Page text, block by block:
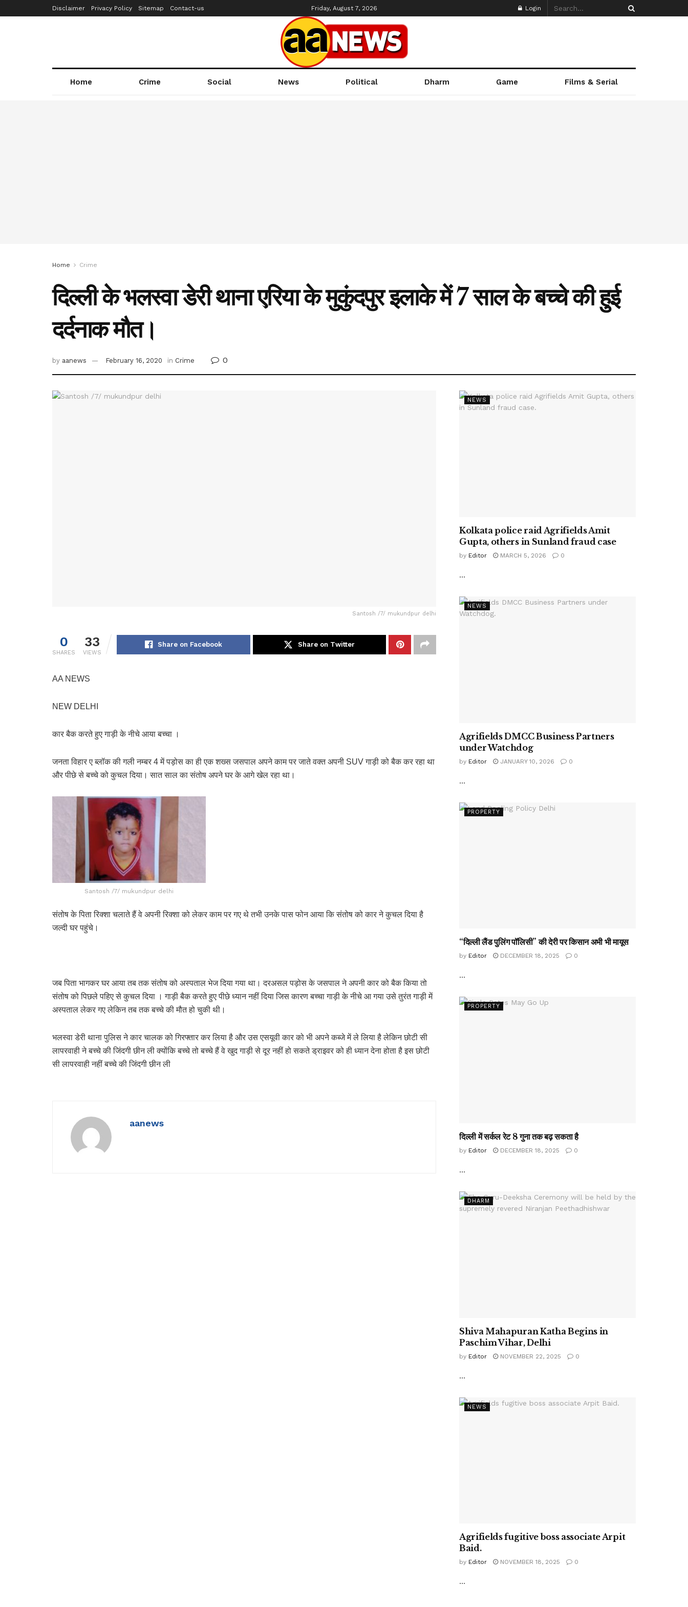
Disclaimer Privacy Policy Sitemap Contact-us Friday, August 7, 2026 Login
Home Crime Social News Political Dharm Game Films & Serial
Home Crime
दिल्ली के भलस्वा डेरी थाना एरिया के मुकुंदपुर इलाके में 7 साल के बच्चे की हुई
दर्दनाक मौत।
by aanews February 16, 2020 in Crime 0
Santosh /7/ mukundpur delhi
0
SHARES
33
VIEWS
Share on Facebook Share on Twitter
AA NEWS
NEW DELHI
कार बैक करते हुए गाड़ी के नीचे आया बच्चा ।
जनता विहार ए ब्लॉक की गली नम्बर 4 में पड़ोस का ही एक शख्स जसपाल अपने काम पर जाते वक्त अपनी SUV गाड़ी को बैक कर रहा था
और पीछे से बच्चे को कुचल दिया। सात साल का संतोष अपने घर के आगे खेल रहा था।
Santosh /7/ mukundpur delhi
संतोष के पिता रिक्शा चलाते हैं वे अपनी रिक्शा को लेकर काम पर गए थे तभी उनके पास फोन आया कि संतोष को कार ने कुचल दिया है
जल्दी घर पहुंचे।
जब पिता भागकर घर आया तब तक संतोष को अस्पताल भेज दिया गया था। दरअसल पड़ोस के जसपाल ने अपनी कार को बैक किया तो
संतोष को पिछले पहिए से कुचल दिया । गाड़ी बैक करते हुए पीछे ध्यान नहीं दिया जिस कारण बच्चा गाड़ी के नीचे आ गया उसे तुरंत गाड़ी में
अस्पताल लेकर गए लेकिन तब तक बच्चे की मौत हो चुकी थी।
भलस्वा डेरी थाना पुलिस ने कार चालक को गिरफ्तार कर लिया है और उस एसयूवी कार को भी अपने कब्जे में ले लिया है लेकिन छोटी सी
लापरवाही ने बच्चे की जिंदगी छीन ली क्योंकि बच्चे तो बच्चे हैं वे खुद गाड़ी से दूर नहीं हो सकते ड्राइवर को ही ध्यान देना होता है इस छोटी
सी लापरवाही नहीं बच्चे की जिंदगी छीन ली
aanews
NEWS
Kolkata police raid Agrifields Amit
Gupta, others in Sunland fraud case
by Editor MARCH 5, 2026 0
...
NEWS
Agrifields DMCC Business Partners
under Watchdog
by Editor JANUARY 10, 2026 0
...
PROPERTY
“दिल्ली लैंड पुलिंग पॉलिसी” की देरी पर किसान अभी भी मायूस
by Editor DECEMBER 18, 2025 0
...
PROPERTY
दिल्ली में सर्कल रेट 8 गुना तक बढ़ सकता है
by Editor DECEMBER 18, 2025 0
...
DHARM
Shiva Mahapuran Katha Begins in
Paschim Vihar, Delhi
by Editor NOVEMBER 22, 2025 0
...
NEWS
Agrifields fugitive boss associate Arpit
Baid.
by Editor NOVEMBER 18, 2025 0
...